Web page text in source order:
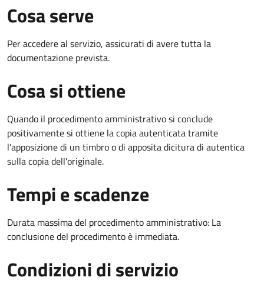
Cosa serve
Per accedere al servizio, assicurati di avere tutta la
documentazione prevista.
Cosa si ottiene
Quando il procedimento amministrativo si conclude
positivamente si ottiene la copia autenticata tramite
l'apposizione di un timbro o di apposita dicitura di autentica
sulla copia dell'originale.
Tempi e scadenze
Durata massima del procedimento amministrativo: La
conclusione del procedimento è immediata.
Condizioni di servizio